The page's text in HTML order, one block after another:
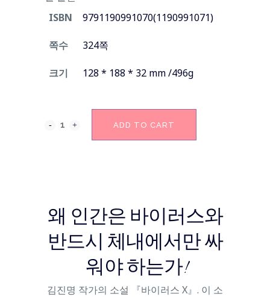
ISBN
9791190991070(1190991071)
쪽수 324쪽
크기 128 * 188 * 32 mm /496g
ADD TO CART
왜 인간은 바이러스와
반드시 체내에서만 싸
워야 하는가!
김진명 작가의 소설 『바이러스 X』. 이 소